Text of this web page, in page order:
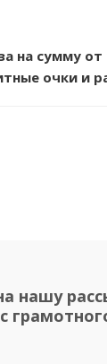
на сумму
очки и
нашу